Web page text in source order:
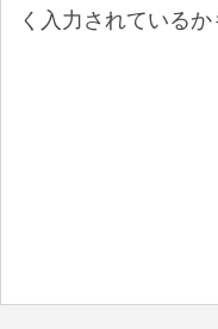
く入力されているか